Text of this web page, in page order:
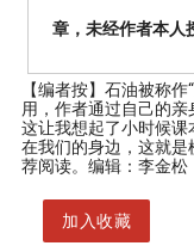
章，未经作者本人
【编者按】 石油被称作
用，作者通过自己的亲
这让我想起了小时候课
在我们的身边，这就
荐阅读。编辑：李金松
加入收藏